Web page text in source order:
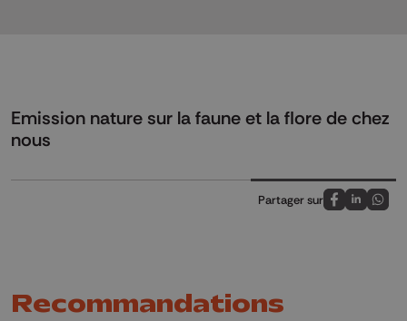
Emission nature sur la faune et la flore de chez
nous
Partager sur
Partagez sur
Partagez
Recommandations